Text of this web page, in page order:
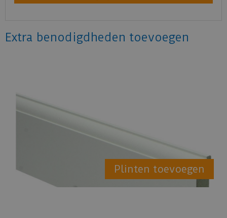
Extra benodigdheden toevoegen
Plinten toevoegen